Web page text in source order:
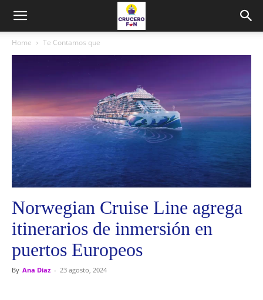
Home Te Contamos que
Norwegian Cruise Line agrega
itinerarios de inmersión en
puertos Europeos
By Ana Diaz - 23 agosto, 2024